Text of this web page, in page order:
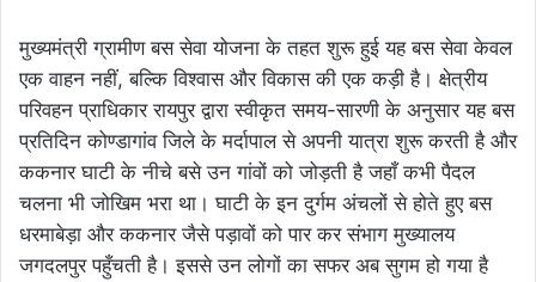
मुख्यमंत्री ग्रामीण बस सेवा योजना के तहत शुरू हुई यह बस सेवा केवल
एक वाहन नहीं, बल्कि विश्वास और विकास की एक कड़ी है। क्षेत्रीय
परिवहन प्राधिकार रायपुर द्वारा स्वीकृत समय-सारणी के अनुसार यह बस
प्रतिदिन कोण्डागांव जिले के मर्दापाल से अपनी यात्रा शुरू करती है और
ककनार घाटी के नीचे बसे उन गांवों को जोड़ती है जहाँ कभी पैदल
चलना भी जोखिम भरा था। घाटी के इन दुर्गम अंचलों से होते हुए बस
धरमाबेड़ा और ककनार जैसे पड़ावों को पार कर संभाग मुख्यालय
जगदलपुर पहुँचती है। इससे उन लोगों का सफर अब सुगम हो गया है